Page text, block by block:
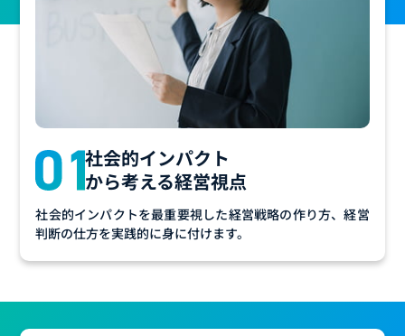
社会的インパクト
から考える経営視点
社会的インパクトを最重要視した経営戦略の作り方、経営
判断の仕方を実践的に身に付けます。